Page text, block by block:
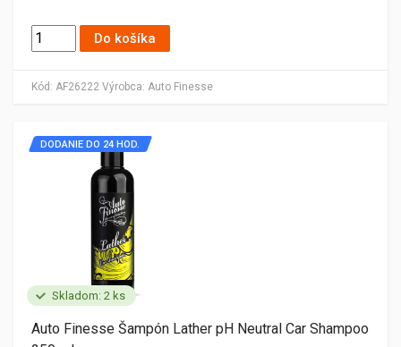
Kód: AF26222 Výrobca: Auto Finesse
Do košíka
Skladom: 2 ks
DODANIE DO 24 HOD.
Auto Finesse Šampón Lather pH Neutral Car Shampoo